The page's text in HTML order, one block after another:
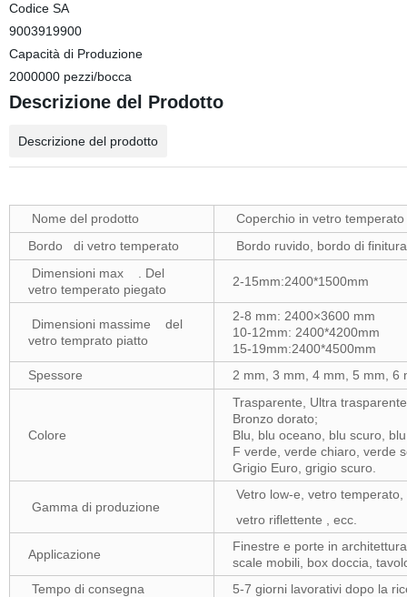
Codice SA
9003919900
Capacità di Produzione
2000000 pezzi/bocca
Descrizione del Prodotto
Descrizione del prodotto
Nome del prodotto
Coperchio in vetro
Bordo di vetro temperato
Bordo ruvido, bordo di
Dimensioni max . Del
vetro temperato piegato
2-15mm:2400*1500mm
Dimensioni massime del
vetro temprato piatto
2-8 mm: 2400×3600 mm
10-12mm: 2400*4200mm
15-19mm:2400*4500mm
Spessore
2 mm, 3 mm, 4 mm, 5 mm,
Colore
Trasparente, Ultra
Bronzo dorato;
Blu, blu oceano, blu scuro,
F verde, verde chiaro, verde
Grigio Euro, grigio scuro.
Gamma di produzione
Vetro low-e, vetro
vetro riflettente , ecc.
Applicazione
Finestre e porte in
scale mobili, box doccia,
Tempo di consegna
5-7 giorni lavorativi dopo la